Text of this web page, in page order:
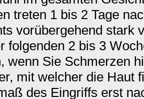
treten 1 bis 2 Tage
vorübergehend stark
folgenden 2 bis 3
wenn Sie Schmerzen
mit welcher die Haut
des Eingriffs erst